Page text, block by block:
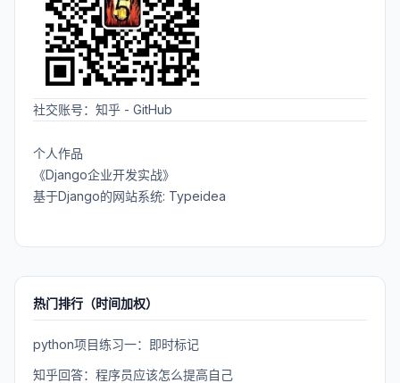
社交账号： 知乎 - GitHub
个人作品
《Django企业开发实战》
基于Django的网站系统: Typeidea
热门排行（时间加权）
python项目练习一：即时标记
知乎回答：程序员应该怎么提高自己